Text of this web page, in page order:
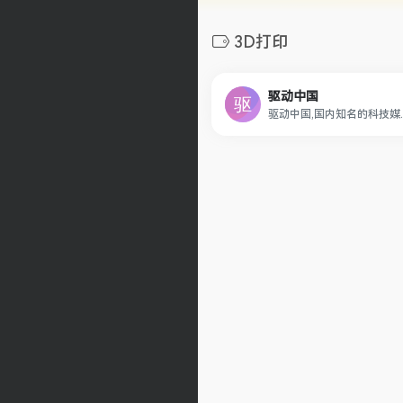
3D打印
驱动中国
驱动中国,国内知名的科技媒体, 24小